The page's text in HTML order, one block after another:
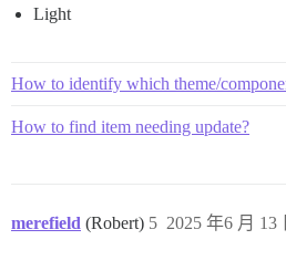
Light
How to identify which theme/
How to find item needing update?
merefield (Robert) 2025 年6 月 13
5